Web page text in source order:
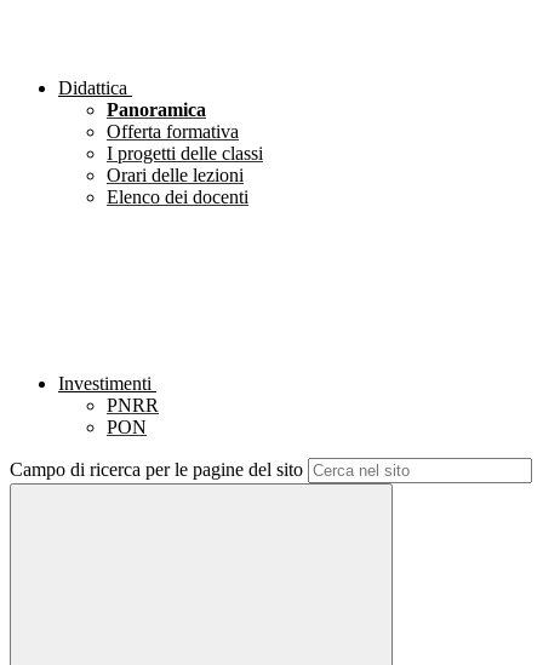
Didattica
Panoramica
Offerta formativa
I progetti delle classi
Orari delle lezioni
Elenco dei docenti
Investimenti
PNRR
PON
Campo di ricerca per le pagine del sito